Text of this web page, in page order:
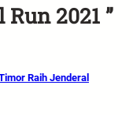
2021 ”
Raih Jenderal